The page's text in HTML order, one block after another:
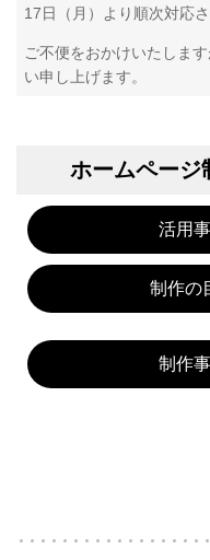
17日（月）より順次対応
ご不便をおかけいたしま
い申し上げます。
ホームページ
活用
制作の
制作